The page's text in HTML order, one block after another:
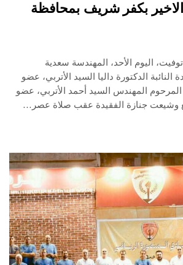
الاخير بكفر شريف بمحافظة
اليوم الأحد، المهندسة سعدية
الدكتورة داليا السيد الأتربي، عضو
المهندس السيد أحمد الأتربي، عضو
وشيعت جنازة الفقيدة عقب صلاة عصر…